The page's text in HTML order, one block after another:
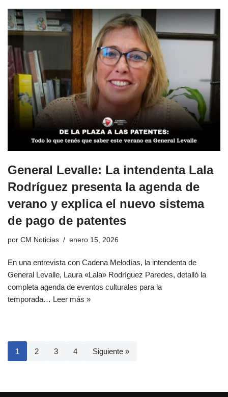
General Levalle: La intendenta Lala
Rodríguez presenta la agenda de
verano y explica el nuevo sistema
de pago de patentes
por CM Noticias enero 15, 2026
En una entrevista con Cadena Melodías, la intendenta de
General Levalle, Laura «Lala» Rodríguez Paredes, detalló la
completa agenda de eventos culturales para la
temporada… Leer más »
1 2 3 4 Siguiente »